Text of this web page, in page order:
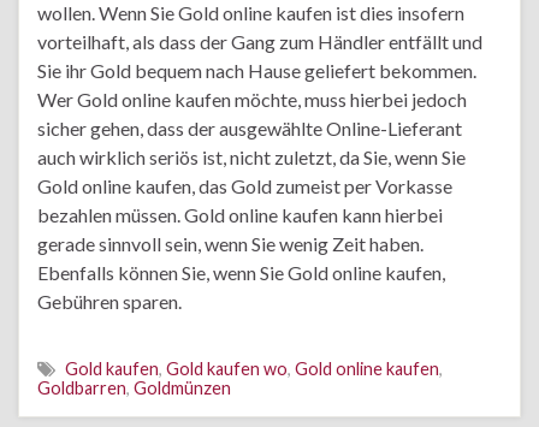
wollen. Wenn Sie Gold online kaufen ist dies insofern
vorteilhaft, als dass der Gang zum Händler entfällt und
Sie ihr Gold bequem nach Hause geliefert bekommen.
Wer Gold online kaufen möchte, muss hierbei jedoch
sicher gehen, dass der ausgewählte Online-Lieferant
auch wirklich seriös ist, nicht zuletzt, da Sie, wenn Sie
Gold online kaufen, das Gold zumeist per Vorkasse
bezahlen müssen. Gold online kaufen kann hierbei
gerade sinnvoll sein, wenn Sie wenig Zeit haben.
Ebenfalls können Sie, wenn Sie Gold online kaufen,
Gebühren sparen.
Gold kaufen, Gold kaufen wo, Gold online kaufen,
Goldbarren, Goldmünzen